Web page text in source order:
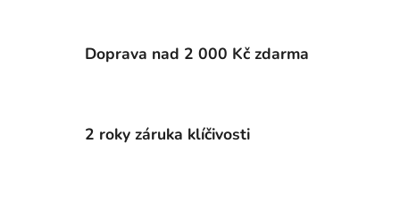
Doprava nad 2 000 Kč zdarma
2 roky záruka klíčivosti